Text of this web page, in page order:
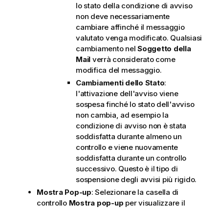
lo stato della condizione di avviso
non deve necessariamente
cambiare affinché il messaggio
valutato venga modificato. Qualsiasi
cambiamento nel Soggetto della
Mail verrà considerato come
modifica del messaggio.
Cambiamenti dello Stato:
l'attivazione dell'avviso viene
sospesa finché lo stato dell'avviso
non cambia, ad esempio la
condizione di avviso non è stata
soddisfatta durante almeno un
controllo e viene nuovamente
soddisfatta durante un controllo
successivo. Questo è il tipo di
sospensione degli avvisi più rigido.
Mostra Pop-up: Selezionare la casella di
controllo Mostra pop-up per visualizzare il